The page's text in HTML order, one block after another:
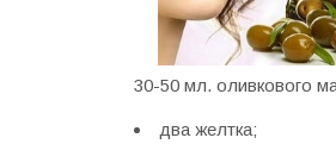
30-50 мл. оливкового
два желтка;